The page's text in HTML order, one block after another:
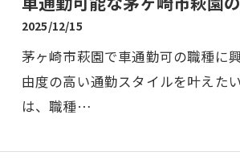
2025/12/15
茅ヶ崎市萩園で車通勤可の職種に
由度の高い通勤スタイルを叶えた
は、職種…